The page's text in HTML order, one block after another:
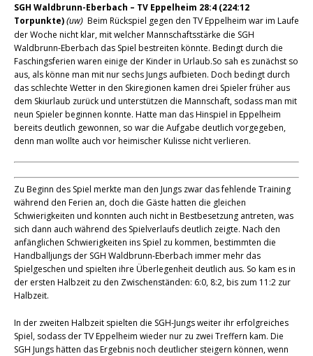
SGH Waldbrunn-Eberbach – TV Eppelheim 28:4 (224:12
Torpunkte) (uw) Beim Rückspiel gegen den TV Eppelheim war im Laufe
der Woche nicht klar, mit welcher Mannschaftsstärke die SGH
Waldbrunn-Eberbach das Spiel bestreiten könnte. Bedingt durch die
Faschingsferien waren einige der Kinder in Urlaub.So sah es zunächst so
aus, als könne man mit nur sechs Jungs aufbieten. Doch bedingt durch
das schlechte Wetter in den Skiregionen kamen drei Spieler früher aus
dem Skiurlaub zurück und unterstützen die Mannschaft, sodass man mit
neun Spieler beginnen konnte. Hatte man das Hinspiel in Eppelheim
bereits deutlich gewonnen, so war die Aufgabe deutlich vorgegeben,
denn man wollte auch vor heimischer Kulisse nicht verlieren.
Zu Beginn des Spiel merkte man den Jungs zwar das fehlende Training
während den Ferien an, doch die Gäste hatten die gleichen
Schwierigkeiten und konnten auch nicht in Bestbesetzung antreten, was
sich dann auch während des Spielverlaufs deutlich zeigte. Nach den
anfänglichen Schwierigkeiten ins Spiel zu kommen, bestimmten die
Handballjungs der SGH Waldbrunn-Eberbach immer mehr das
Spielgeschen und spielten ihre Überlegenheit deutlich aus. So kam es in
der ersten Halbzeit zu den Zwischenständen: 6:0, 8:2, bis zum 11:2 zur
Halbzeit.
In der zweiten Halbzeit spielten die SGH-Jungs weiter ihr erfolgreiches
Spiel, sodass der TV Eppelheim wieder nur zu zwei Treffern kam. Die
SGH Jungs hätten das Ergebnis noch deutlicher steigern können, wenn